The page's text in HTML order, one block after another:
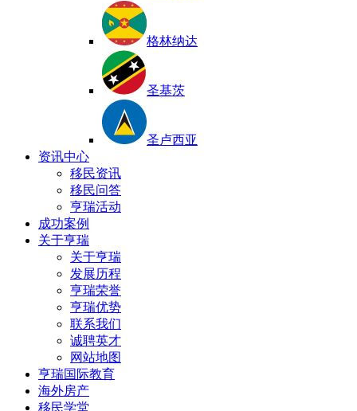
格林纳达
圣基茨
圣卢西亚
资讯中心
移民资讯
移民问答
亨瑞活动
成功案例
关于亨瑞
关于亨瑞
发展历程
亨瑞荣誉
亨瑞优势
联系我们
诚聘英才
网站地图
亨瑞国际教育
海外房产
移民学堂